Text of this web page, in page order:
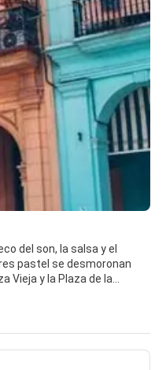
del son, la salsa y el
pastel se desmoronan
Vieja y la Plaza de la
la glamurosa zona